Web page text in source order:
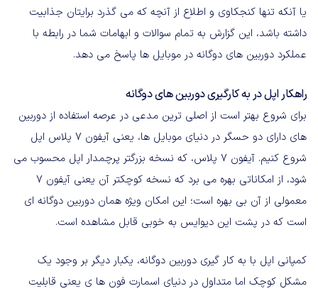
یا آنکه تنها کنجکاوی و اطلاع از آنچه که می گذرد برایتان جذابیت
داشته باشد، این گزارش به تمام سوالات و ابهامات شما در رابطه با
عملکرد دوربین های دوگانه در موبایل ها پاسخ می دهد.
راهکار اپل در به کارگیری دوربین های دوگانه
برای شروع بهتر است از اصلی ترین مدعی در عرصه استفاده از دوربین
های دارای دو حسگر در دنیای موبایل ها، یعنی آیفون 7 پلاس اپل
شروع کنیم. آیفون 7 پلاس، که نسخه بزرگتر پرچمدار اپل محسوب می
شود، از امکاناتی بهره می برد که نسخه کوچکتر آن یعنی آیفون 7
معمولی از آن بی بهره است؛ این امکان ویژه همان دوربین دوگانه ای
است که در پشت این دیوایس به خوبی قابل مشاهده است.
کمپانی اپل با به کار گیری دوربین دوگانه، یکبار دیگر بر وجود یک
مشکل کوچک اما متداول در دنیای اسمارت فون ها ی یعنی قابلیت